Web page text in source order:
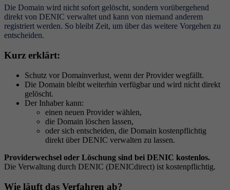
Die Domain wird nicht sofort gelöscht, sondern vorübergehend
direkt von DENIC verwaltet und kann von niemand anderem
registriert werden. So bleibt Zeit, um über das weitere Vorgehen zu
entscheiden.
Kurz erklärt:
Schutz vor Domainverlust, wenn der Provider wegfällt.
Die Domain bleibt weiterhin verfügbar und wird nicht direkt
gelöscht.
Der Inhaber kann:
einen neuen Provider wählen,
die Domain löschen lassen,
oder sich entscheiden, die Domain kostenpflichtig
direkt über DENIC verwalten zu lassen.
Providerwechsel oder Löschung sind bei DENIC kostenlos.
Die Verwaltung durch DENIC (DENICdirect) ist kostenpflichtig.
Wie läuft das Verfahren ab?